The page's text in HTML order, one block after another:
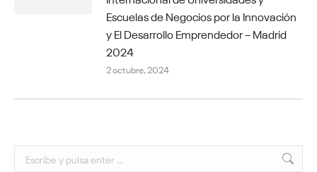
Escuelas de Negocios por la Innovación
y El Desarrollo Emprendedor – Madrid
2024
2 octubre, 2024
Buscar: